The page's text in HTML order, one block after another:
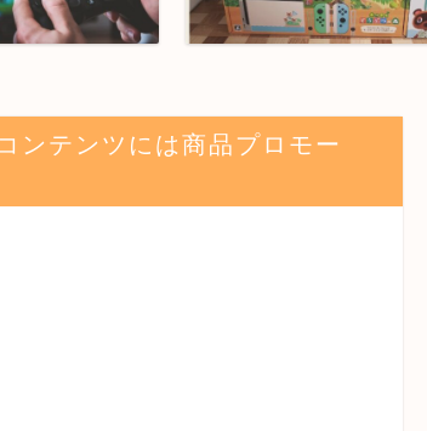
ンテンツには商品プロモー